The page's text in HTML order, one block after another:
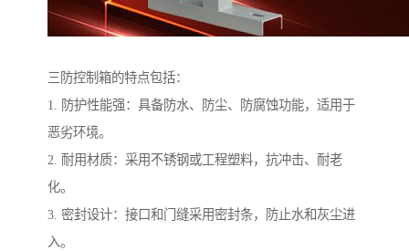
三防控制箱的特点包括：
1. 防护性能强：具备防水、防尘、防腐蚀功能，适用于
恶劣环境。
2. 耐用材质：采用不锈钢或工程塑料，抗冲击、耐老
化。
3. 密封设计：接口和门缝采用密封条，防止水和灰尘进
入。